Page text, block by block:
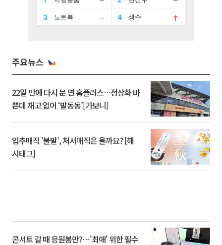
주요뉴스
22일 만에 다시 문 연 홈플러스…정상화 바
쁜데 재고 없어 ‘발동동’[가보니]
입추매직 '불발', 처서매직은 올까요? [해
시태그]
콘서트 갈 때 응원봉만?⋯'최애' 위한 필수